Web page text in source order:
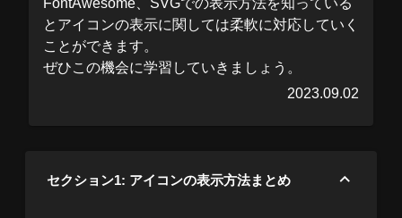
FontAwesome、SVGでの表示方法を知っている
とアイコンの表示に関しては柔軟に対応していく
ことができます。
ぜひこの機会に学習していきましょう。
2023.09.02
セクション1: アイコンの表示方法まとめ